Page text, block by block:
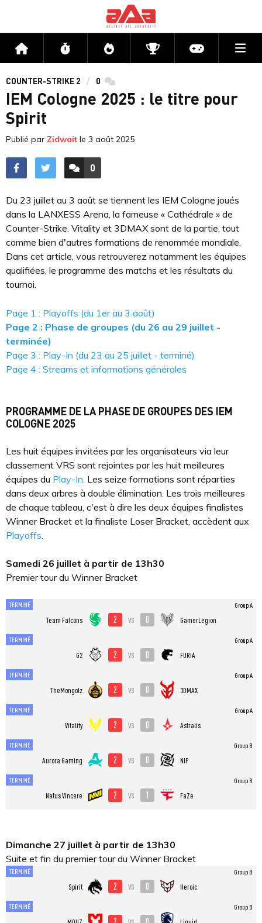
Accueil Flux Directs CompétitionsActu jeux
COUNTER-STRIKE 2 0 commentaires
IEM Cologne 2025 : le titre pour
Spirit
Publié par Zidwait le 3 août 2025
ACCÉDER AUX
0
COMMENTAIRES
Du 23 juillet au 3 août se tiennent les IEM Cologne joués
dans la LANXESS Arena, la fameuse « Cathédrale » de
Counter-Strike. Vitality et 3DMAX sont de la partie, tout
comme bien d'autres formations de renommée mondiale.
Dans cet article, vous retrouverez notamment les équipes
qualifiées, le programme des matchs et les résultats du
tournoi.
Page 1 : Playoffs (du 1er au 3 août)
Page 2 : Phase de groupes (du 26 au 29 juillet -
terminée)
Page 3 : Play-In (du 23 au 25 juillet - terminé)
Page 4 : Streams et informations générales
PROGRAMME DE LA PHASE DE GROUPES DES IEM
COLOGNE 2025
Les huit équipes invitées par les organisateurs via leur
classement VRS sont rejointes par les huit meilleures
équipes du Play-In. Les seize formations sont réparties
dans deux arbres à double élimination. Les trois meilleures
de chaque tableau, c'est à dire les deux équipes finalistes
Winner Bracket et la finaliste Loser Bracket, accèdent aux
Playoffs.
Samedi 26 juillet à partir de 13h30
Premier tour du Winner Bracket
TERMINÉ
Team Falcons 2 vs 0 GamerLegion
Group A
TERMINÉ
G2 2 vs 0 FURIA
Group A
TERMINÉ
TheMongolz 2 vs 0 3DMAX
Group A
TERMINÉ
Vitality 2 vs 0 Astralis
Group A
TERMINÉ
Aurora Gaming 2 vs 0 NIP
Group B
TERMINÉ
Natus Vincere 2 vs 1 FaZe
Group B
Dimanche 27 juillet à partir de 13h30
Suite et fin du premier tour du Winner Bracket
TERMINÉ
Spirit 2 vs 0 Heroic
Group B
TERMINÉ Group B